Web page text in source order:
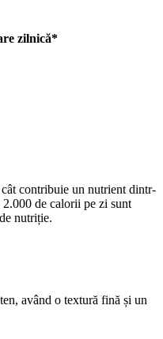
zilnică*
contribuie un nutrient dintr-
de calorii pe zi sunt
nutriție.
având o textură fină și un